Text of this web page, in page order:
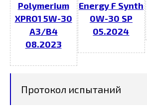
Polymerium
XPRO1 5W-30
A3/B4
08.2023
Energy F Synth
0W-30 SP
05.2024
Протокол испытаний